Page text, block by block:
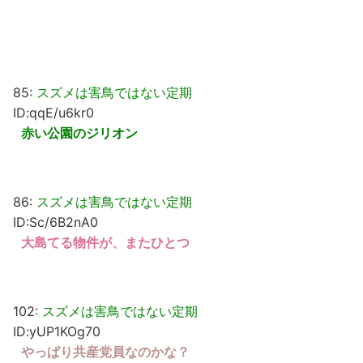
85: スズメは害鳥ではない定期
ID:qqE/u6kr0
赤い公園のジリオン
86: スズメは害鳥ではない定期
ID:Sc/6B2nA0
大島てる物件が、またひとつ
102: スズメは害鳥ではない定期
ID:yUP1KOg70
やっぱり共産党員なのかな？